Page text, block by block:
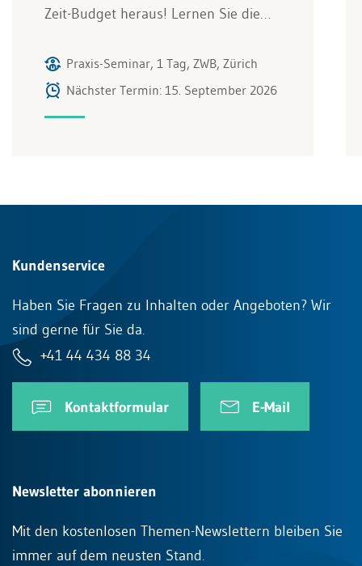
Zeit-Budget heraus! Lernen Sie die…
Praxis-Seminar, 1 Tag, ZWB, Zürich
Nächster Termin: 15. September 2026
Kundenservice
Haben Sie Fragen zu Inhalten oder Angeboten? Wir
sind gerne für Sie da.
+41 44 434 88 34
Kontaktformular E-Mail
Newsletter abonnieren
Mit den kostenlosen Themen-Newslettern bleiben Sie
immer auf dem neusten Stand.